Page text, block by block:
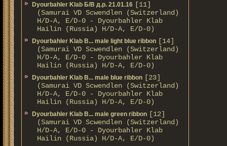
Dyourbahler Klab Б/B д.р. 21.01.16 [11]
(Samurai VD Scwendlen (Switzerland)
H/D-A, E/D-0 - Dyourbahler Klab
Hailin (Russia) H/D-A, E/D-0)
Dyourbahler Klab B... male light blue ribbon [14]
(Samurai VD Scwendlen (Switzerland)
H/D-A, E/D-0 - Dyourbahler Klab
Hailin (Russia) H/D-A, E/D-0)
Dyourbahler Klab B... male blue ribbon [23]
(Samurai VD Scwendlen (Switzerland)
H/D-A, E/D-0 - Dyourbahler Klab
Hailin (Russia) H/D-A, E/D-0)
Dyourbahler Klab B... male green ribbon [12]
(Samurai VD Scwendlen (Switzerland)
H/D-A, E/D-0 - Dyourbahler Klab
Hailin (Russia) H/D-A, E/D-0)